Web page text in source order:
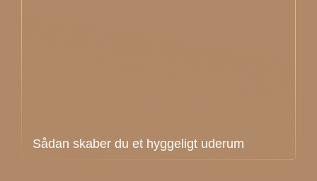
Sådan skaber du et hyggeligt uderum